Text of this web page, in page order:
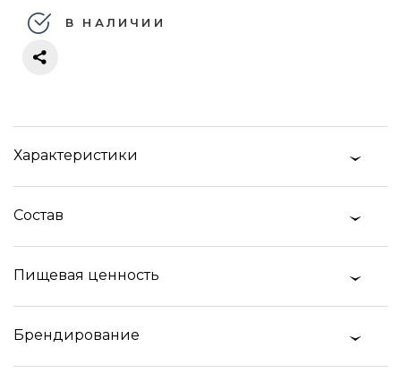
В НАЛИЧИИ
Характеристики
Состав
Пищевая ценность
Брендирование